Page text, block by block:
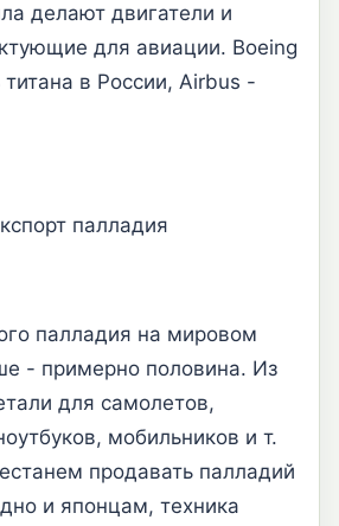
делают двигатели и
для авиации. Boeing
титана в России, Airbus -
палладия
палладия на мировом
- примерно половина. Из
для самолетов,
мобильников и т.
продавать палладий
и японцам, техника